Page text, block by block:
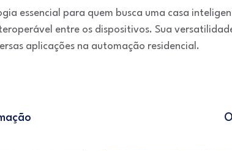
essencial para quem busca uma casa
entre os dispositivos. Sua
aplicações na automação residencial.